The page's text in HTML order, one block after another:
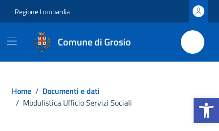
Apri la
Regione Lombardia
Comune di Grosio
Home / Documenti e dati
/ Modulistica Ufficio Servizi Sociali